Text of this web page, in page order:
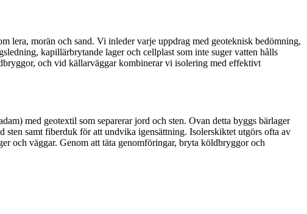
lera, morän och sand. Vi inleder varje uppdrag med geoteknisk bedömning,
kapillärbrytande lager och cellplast som inte suger vatten hålls
och vid källarväggar kombinerar vi isolering med effektivt
med geotextil som separerar jord och sten. Ovan detta byggs bärlager
sten samt fiberduk för att undvika igensättning. Isolerskiktet utgörs ofta av
och väggar. Genom att täta genomföringar, bryta köldbryggor och